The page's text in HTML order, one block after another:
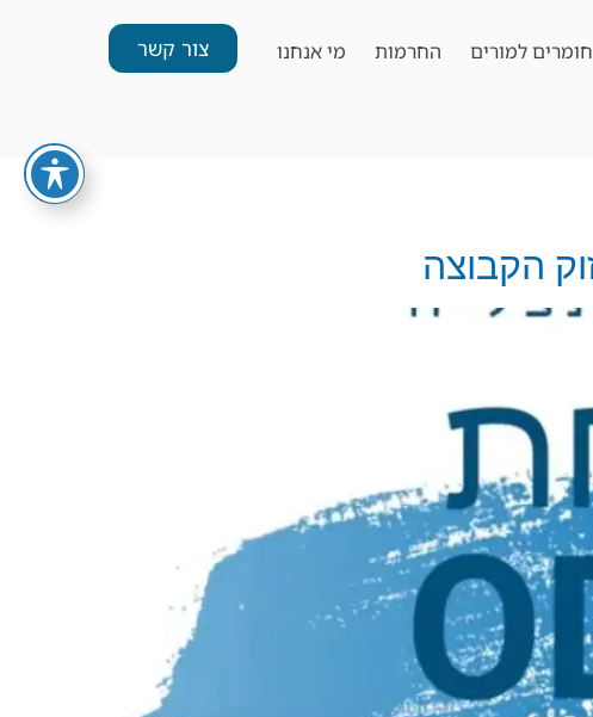
חומרים למורים החרמות מי אנחנו צור קשר